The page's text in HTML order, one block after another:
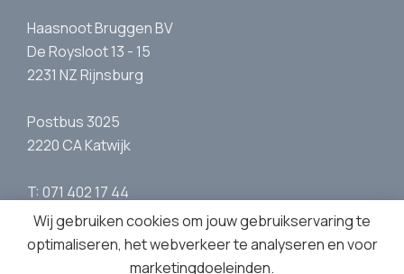
Haasnoot Bruggen BV
De Roysloot 13 - 15
2231 NZ Rijnsburg
Postbus 3025
2220 CA Katwijk
T: 071 402 17 44
E:info@haasnootbruggen.nl
Wij gebruiken cookies om jouw gebruikservaring te
optimaliseren, het webverkeer te analyseren en voor
marketingdoeleinden.